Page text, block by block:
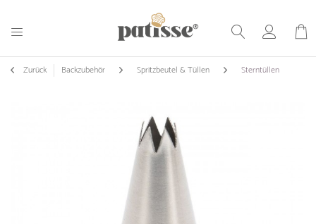
Zurück Backzubehör Spritzbeutel & Tüllen Sterntüllen